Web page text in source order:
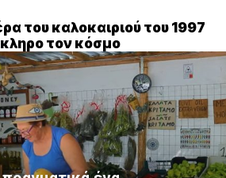
του καλοκαιριού του 1997
τον κόσμο